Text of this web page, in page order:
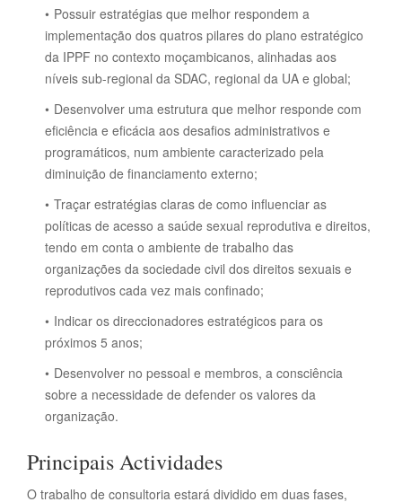
Possuir estratégias que melhor respondem a
implementação dos quatros pilares do plano estratégico
da IPPF no contexto moçambicanos, alinhadas aos
níveis sub-regional da SDAC, regional da UA e global;
Desenvolver uma estrutura que melhor responde com
eficiência e eficácia aos desafios administrativos e
programáticos, num ambiente caracterizado pela
diminuição de financiamento externo;
Traçar estratégias claras de como influenciar as
políticas de acesso a saúde sexual reprodutiva e direitos,
tendo em conta o ambiente de trabalho das
organizações da sociedade civil dos direitos sexuais e
reprodutivos cada vez mais confinado;
Indicar os direccionadores estratégicos para os
próximos 5 anos;
Desenvolver no pessoal e membros, a consciência
sobre a necessidade de defender os valores da
organização.
Principais Actividades
O trabalho de consultoria estará dividido em duas fases,